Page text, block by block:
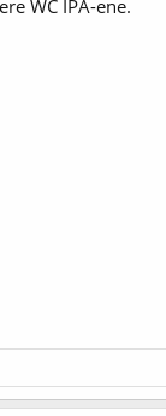
WC IPA-ene.